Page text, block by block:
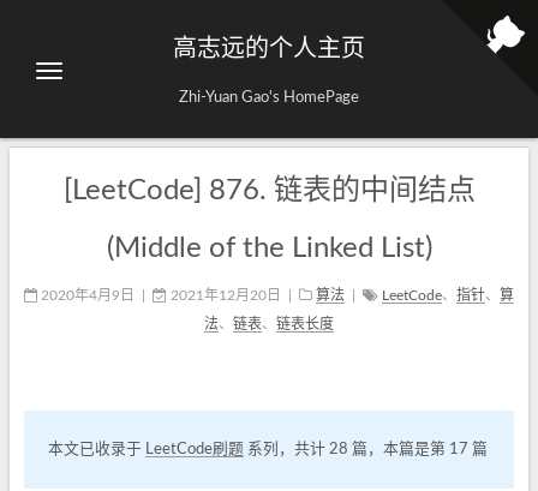
高志远的个人主页
Zhi-Yuan Gao's HomePage
[LeetCode] 876. 链表的中间结点
(Middle of the Linked List)
2020年4月9日 2021年12月20日 算法 LeetCode、 指针、 算
法、 链表、 链表长度
本文已收录于 LeetCode刷题 系列，共计 28 篇，本篇是第 17 篇